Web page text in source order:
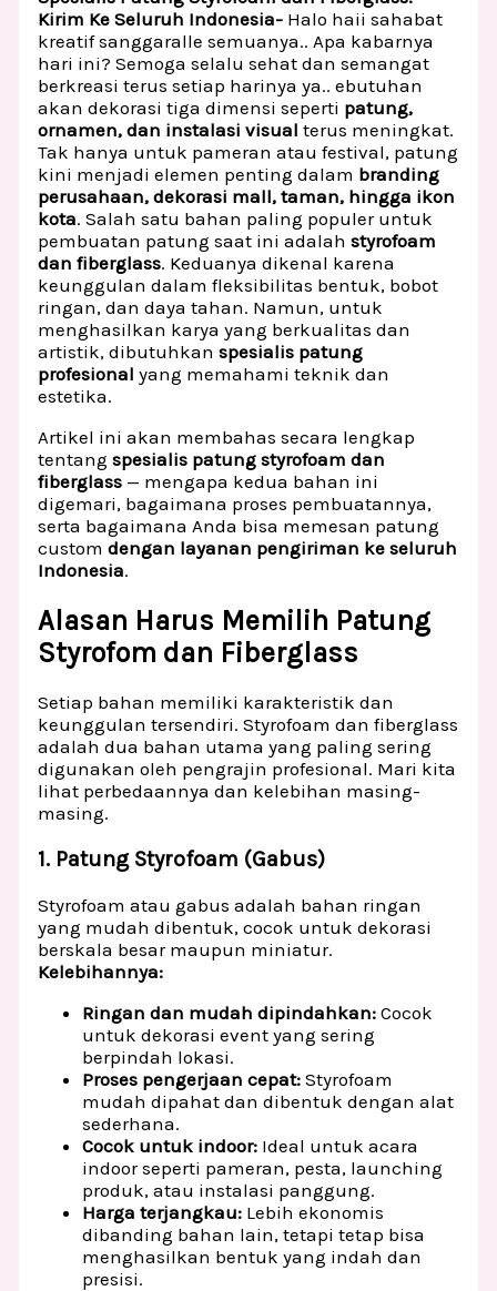
Kirim Ke Seluruh Indonesia- Halo haii sahabat
kreatif sanggaralle semuanya.. Apa kabarnya
hari ini? Semoga selalu sehat dan semangat
berkreasi terus setiap harinya ya.. ebutuhan
akan dekorasi tiga dimensi seperti patung,
ornamen, dan instalasi visual terus meningkat.
Tak hanya untuk pameran atau festival, patung
kini menjadi elemen penting dalam branding
perusahaan, dekorasi mall, taman, hingga ikon
kota. Salah satu bahan paling populer untuk
pembuatan patung saat ini adalahstyrofoam
dan fiberglass. Keduanya dikenal karena
keunggulan dalam fleksibilitas bentuk, bobot
ringan, dan daya tahan. Namun, untuk
menghasilkan karya yang berkualitas dan
artistik, dibutuhkanspesialis patung
profesional yang memahami teknik dan
estetika.
Artikel ini akan membahas secara lengkap
tentangspesialis patung styrofoam dan
fiberglass — mengapa kedua bahan ini
digemari, bagaimana proses pembuatannya,
serta bagaimana Anda bisa memesan patung
customdengan layanan pengiriman ke seluruh
Indonesia.
Alasan Harus Memilih Patung
Styrofom dan Fiberglass
Setiap bahan memiliki karakteristik dan
keunggulan tersendiri. Styrofoam dan fiberglass
adalah dua bahan utama yang paling sering
digunakan oleh pengrajin profesional. Mari kita
lihat perbedaannya dan kelebihan masing-
masing.
1. Patung Styrofoam (Gabus)
Styrofoam atau gabus adalah bahan ringan
yang mudah dibentuk, cocok untuk dekorasi
berskala besar maupun miniatur.
Kelebihannya:
Ringan dan mudah dipindahkan: Cocok
untuk dekorasi event yang sering
berpindah lokasi.
Proses pengerjaan cepat: Styrofoam
mudah dipahat dan dibentuk dengan alat
sederhana.
Cocok untuk indoor: Ideal untuk acara
indoor seperti pameran, pesta, launching
produk, atau instalasi panggung.
Harga terjangkau: Lebih ekonomis
dibanding bahan lain, tetapi tetap bisa
menghasilkan bentuk yang indah dan
presisi.